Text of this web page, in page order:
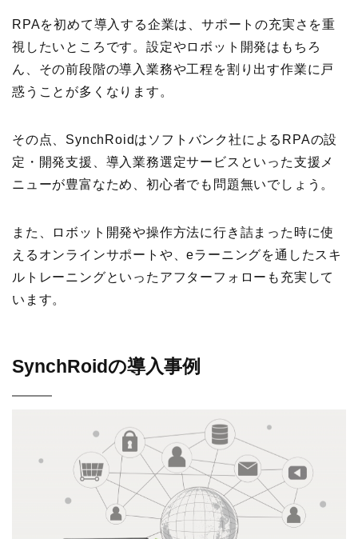
RPAを初めて導入する企業は、サポートの充実さを重
視したいところです。設定やロボット開発はもちろ
ん、その前段階の導入業務や工程を割り出す作業に戸
惑うことが多くなります。
その点、SynchRoidはソフトバンク社によるRPAの設
定・開発支援、導入業務選定サービスといった支援メ
ニューが豊富なため、初心者でも問題無いでしょう。
また、ロボット開発や操作方法に行き詰まった時に使
えるオンラインサポートや、eラーニングを通したスキ
ルトレーニングといったアフターフォローも充実して
います。
SynchRoidの導入事例